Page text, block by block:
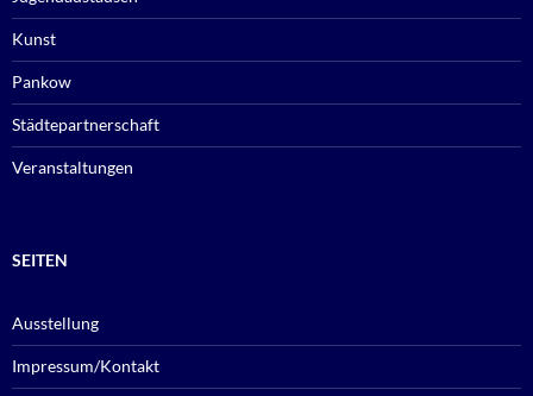
Kunst
Pankow
Städtepartnerschaft
Veranstaltungen
SEITEN
Ausstellung
Impressum/Kontakt